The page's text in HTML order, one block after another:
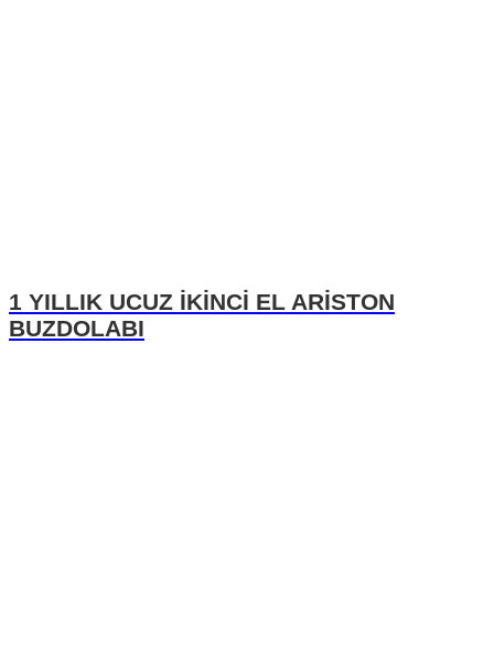
1 YILLIK UCUZ İKİNCİ EL ARİSTON
BUZDOLABI